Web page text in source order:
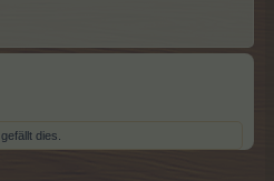
gefällt dies.